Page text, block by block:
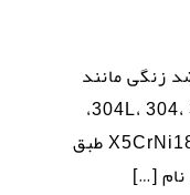
زنگی مانند
فولادهای 201، 430، 304L، 304، 316، 316L،
تولید میشود. تسمه استیل X5CrNi18-10 طبق
[…]